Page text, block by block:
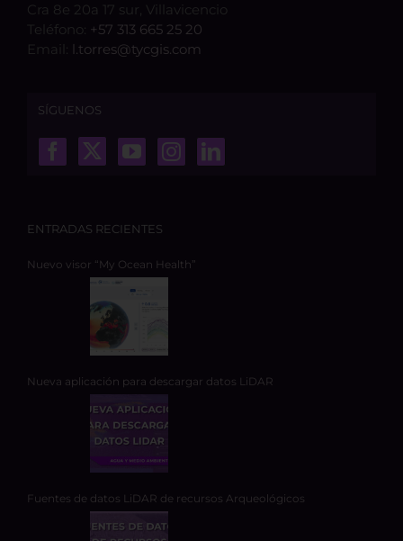
Cra 8e 20a 17 sur, Villavicencio
Teléfono: +57 313 665 25 20
Email: l.torres@tycgis.com
SÍGUENOS
ENTRADAS RECIENTES
Nuevo visor “My Ocean Health”
Nueva aplicación para descargar datos LiDAR
Fuentes de datos LiDAR de recursos Arqueológicos